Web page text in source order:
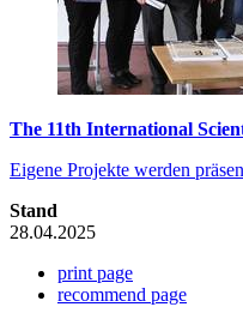
The 11th International
Eigene Projekte werden
Stand
28.04.2025
print page
recommend page